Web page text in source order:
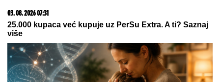
otkrila koliko ju je NOVI MUŠKARAC
OBORIO S NOGU: "Nikad pre nisam
bila ovako zaljubljena"
by Aklamator